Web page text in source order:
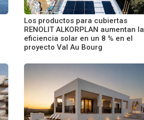
Los productos para cubiertas
RENOLIT ALKORPLAN aumentan la
eficiencia solar en un 8 % en el
proyecto Val Au Bourg